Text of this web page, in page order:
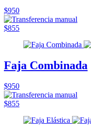
$950
$855
Faja Combinada
$950
$855